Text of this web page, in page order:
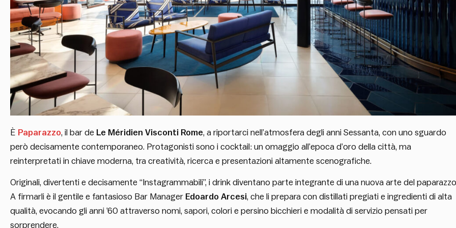
È Paparazzo, il bar de Le Méridien Visconti Rome, a riportarci nell’atmosfera degli anni Sessanta, con uno sguardo
però decisamente contemporaneo. Protagonisti sono i cocktail: un omaggio all’epoca d’oro della città, ma
reinterpretati in chiave moderna, tra creatività, ricerca e presentazioni altamente scenografiche.
Originali, divertenti e decisamente “Instagrammabili”, i drink diventano parte integrante di una nuova arte del
A firmarli è il gentile e fantasioso Bar Manager Edoardo Arcesi, che li prepara con distillati pregiati e ingredienti di alta
qualità, evocando gli anni ’60 attraverso nomi, sapori, colori e persino bicchieri e modalità di servizio pensati per
sorprendere.